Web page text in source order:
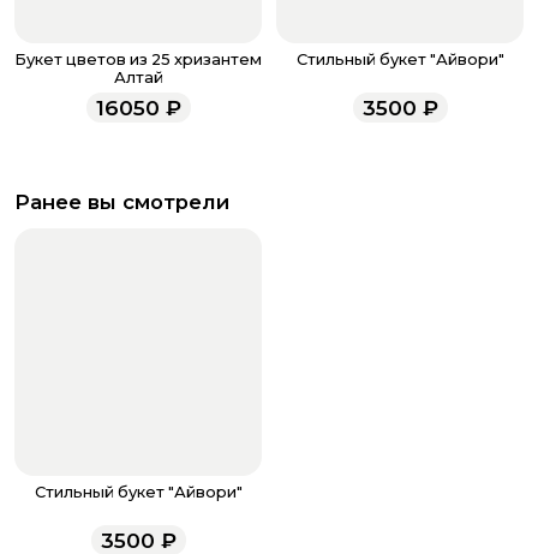
Букет цветов из 25 хризантем
Алтай
16050 ₽
Стильный букет "Айвори"
3500 ₽
Ранее вы смотрели
Стильный букет "Айвори"
3500 ₽